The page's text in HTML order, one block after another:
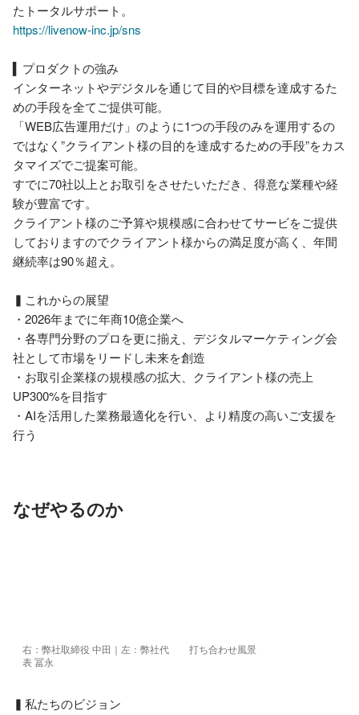
https://livenow-inc.jp/sns
▍プロダクトの強み
インターネットやデジタルを通じて目的や目標を達成するた
めの手段を全てご提供可能。
「WEB広告運用だけ」のように1つの手段のみを運用するの
ではなく”クライアント様の目的を達成するための手段”をカス
タマイズでご提案可能。
すでに70社以上とお取引をさせたいただき、得意な業種や経
験が豊富です。
クライアント様のご予算や規模感に合わせてサービをご提供
しておりますのでクライアント様からの満足度が高く、年間
継続率は90％超え。
▍これからの展望
・2026年までに年商10億企業へ
・各専門分野のプロを更に揃え、デジタルマーケティング会
社として市場をリードし未来を創造
・お取引企業様の規模感の拡大、クライアント様の売上
UP300%を目指す
・AIを活用した業務最適化を行い、より精度の高いご支援を
行う
なぜやるのか
右：弊社取締役 中田｜左：弊社代
表 冨永
打ち合わせ風景
▍私たちのビジョン